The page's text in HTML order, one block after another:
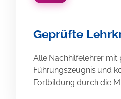
Geprüfte
Alle Nachhilfelehrer mit
Führungszeugnis und
Fortbildung durch die